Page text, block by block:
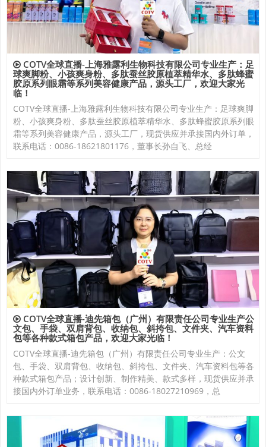
COTV全球直播-上海雅露利生物科技有限公司专业生产：足
球爽脚粉、小孩爽身粉、多肽蚕丝胶原植萃精华水、多肽蜂蜜
胶原系列眼霜等系列美容健康产品，源头工厂，欢迎大家光
临！
COTV全球直播-上海雅露利生物科技有限公司专业生产：足球爽脚
粉、小孩爽身粉、多肽蚕丝胶原植萃精华水、多肽蜂蜜胶原系列眼
霜等系列美容健康产品，源头工厂，现货供应并承接国内外订单，
联系电话：0086-18621801176，董事长孙自飞、总经
COTV全球直播-迪先箱包（广州）有限责任公司专业生产公
文包、手袋、双肩背包、收纳包、斜挎包、文件夹、汽车资料
包等各种款式箱包产品，欢迎大家光临！
COTV全球直播-迪先箱包（广州）有限责任公司专业生产：公文
包、手袋、双肩背包、收纳包、斜挎包、文件夹、汽车资料包等各
种款式箱包产品；设计创新、制作精美、款式多样，现货供应并承
接国内外订单业务，联系电话：0086-18027210969，总